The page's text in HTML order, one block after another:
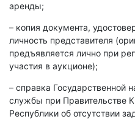
аренды;
– копия документа,
личность представителя
предъявляется лично при
участия в аукционе);
– справка Государственной
службы при Правительстве
Республики об отсутствии